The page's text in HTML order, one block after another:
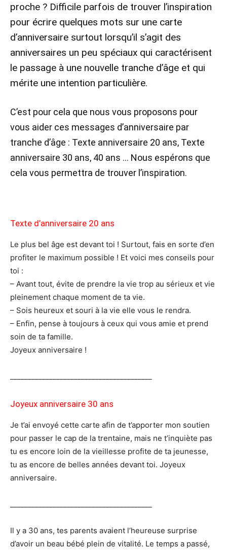
proche ? Difficile parfois de trouver l’inspiration
pour écrire quelques mots sur une carte
d’anniversaire surtout lorsqu’il s’agit des
anniversaires un peu spéciaux qui caractérisent
le passage à une nouvelle tranche d’âge et qui
mérite une intention particulière.
C’est pour cela que nous vous proposons pour
vous aider ces messages d’anniversaire par
tranche d’âge : Texte anniversaire 20 ans, Texte
anniversaire 30 ans, 40 ans … Nous espérons que
cela vous permettra de trouver l’inspiration.
Texte d’anniversaire 20 ans
Le plus bel âge est devant toi ! Surtout, fais en sorte d’en
profiter le maximum possible ! Et voici mes conseils pour
toi :
– Avant tout, évite de prendre la vie trop au sérieux et vie
pleinement chaque moment de ta vie.
– Sois heureux et souri à la vie elle vous le rendra.
– Enfin, pense à toujours à ceux qui vous amie et prend
soin de ta famille.
Joyeux anniversaire !
Joyeux anniversaire 30 ans
Je t’ai envoyé cette carte afin de t’apporter mon soutien
pour passer le cap de la trentaine, mais ne t’inquiète pas
tu es encore loin de la vieillesse profite de ta jeunesse,
tu as encore de belles années devant toi. Joyeux
anniversaire.
Il y a 30 ans, tes parents avaient l’heureuse surprise
d’avoir un beau bébé plein de vitalité. Le temps a passé,